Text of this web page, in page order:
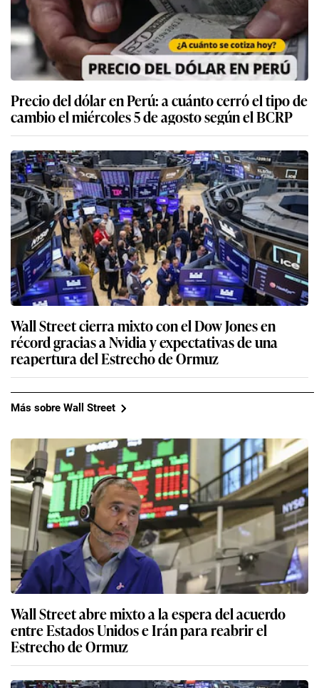
Precio del dólar en Perú: a cuánto cerró el tipo de
cambio el miércoles 5 de agosto según el BCRP
Wall Street cierra mixto con el Dow Jones en
récord gracias a Nvidia y expectativas de una
reapertura del Estrecho de Ormuz
Más sobre Wall Street
Wall Street abre mixto a la espera del acuerdo
entre Estados Unidos e Irán para reabrir el
Estrecho de Ormuz